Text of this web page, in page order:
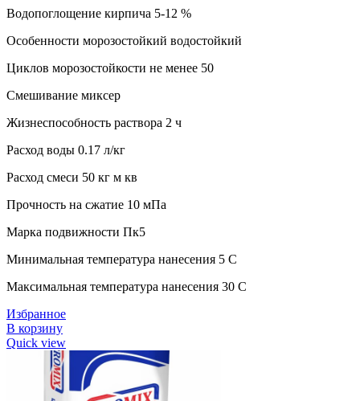
Водопоглощение кирпича 5-12 %
Особенности морозостойкий водостойкий
Циклов морозостойкости не менее 50
Смешивание миксер
Жизнеспособность раствора 2 ч
Расход воды 0.17 л/кг
Расход смеси 50 кг м кв
Прочность на сжатие 10 мПа
Марка подвижности Пк5
Минимальная температура нанесения 5 C
Максимальная температура нанесения 30 C
Избранное
В корзину
Quick view